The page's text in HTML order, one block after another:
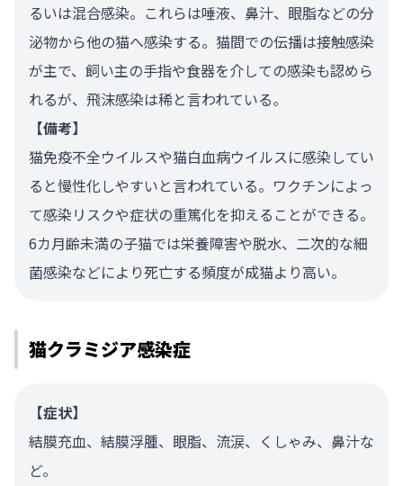
るいは混合感染。これらは唾液、鼻汁、眼脂などの分
泌物から他の猫へ感染する。猫間での伝播は接触感染
が主で、飼い主の手指や食器を介しての感染も認めら
れるが、飛沫感染は稀と言われている。
【備考】
猫免疫不全ウイルスや猫白血病ウイルスに感染してい
ると慢性化しやすいと言われている。ワクチンによっ
て感染リスクや症状の重篤化を抑えることができる。
6カ月齢未満の子猫では栄養障害や脱水、二次的な細
菌感染などにより死亡する頻度が成猫より高い。
猫クラミジア感染症
【症状】
結膜充血、結膜浮腫、眼脂、流涙、くしゃみ、鼻汁な
ど。